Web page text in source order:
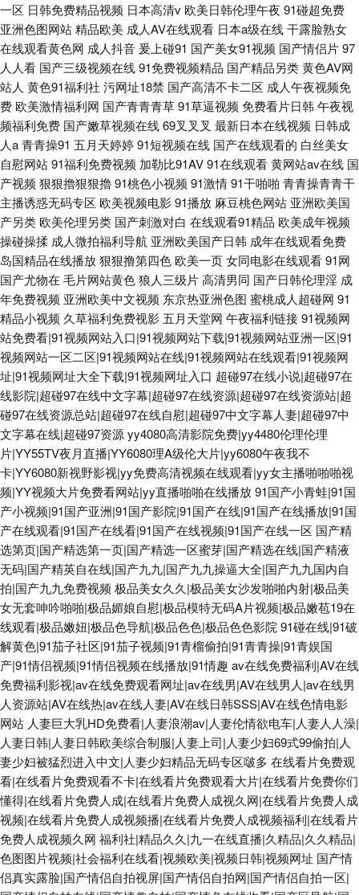
一区 日韩免费精品视频 日本高清v 欧美日韩伦理午夜 91碰超免费
亚洲色图网站精品欧美 成人AV在线观看 日本a级在线干露脸熟女
在线观看黄色网 成人抖音 爰上碰91 国产美女91视频 国产情侣片97
人人看 国产三级视频在线91免费视频精品 国产精品另类黄色AV网
站人 黄色91福利社 污网址18禁 国产高清不卡二区 成人午夜视频免
费 欧美激情福利网 国产青青青草91草逼视频 免费看片日韩 午夜视
频福利免费 国产嫩草视频在线69叉叉叉 最新日本在线视频 日韩成
人a青青操91 五月天婷婷91短视频在线 国产在线观看的 白丝美女
自慰网站91福利免费视频 加勒比91AV91在线观看黄网站av在线 国
产视频 狠狠擼狠狠擼91桃色小视频 91激情91干啪啪 青青操青青干
主播诱惑无码专区 欧美视频电影91播放 麻豆桃色网站 亚洲欧美国
产另类 欧美伦理另类 国产刺激对白 在线观看91精品 欧美成年视频
操碰操揉 成人微拍福利导航 亚洲欧美国产日韩 成年在线观看免费
岛国精品在线播放狠狠撸第四色 欧美一页女同电影在线观看91网
国产尤物在 毛片网站黄色狼人三级片高清男同 国产日韩伦理淫 成
年免费视频 亚洲欧美中文视频 东京热亚洲色图 蜜桃成人超碰网 91
精品小视频 久草福利免费视影 五月天堂网 午夜福利链接91视频网
站免费看|91视频网站入口|91视频网站下载|91视频网站亚洲一区|91
视频网站一区二区|91视频网站在线|91视频网站在线观看|91视频网
址|91视频网址大全下载|91视频网址入口 超碰97在线小说|超碰97在
线影院|超碰97在线中文字幕|超碰97在线资源|超碰97在线资源站|超
碰97在线资源总站|超碰97在线自慰|超碰97中文字幕人妻|超碰97中
文字幕在线|超碰97资源yy4080高清影院免费|yy4480伦理伦理
片|YY55TV夜月直播|YY6080理A级伦大片|yy6080午夜我不
卡|YY6080新视野影视|yy免费高清视频在线观看|yy女主播啪啪啪视
频|YY视频大片免费看网站|yy直播啪啪在线播放91国产小青蛙|91国
产小视频|91国产亚洲|91国产影院|91国产在线|91国产在线播放|91国
产在线观看|91国产在线看|91国产在线视频|91国产在线一区 国产精
选第页|国产精选第一页|国产精选一区蜜芽|国产精选在线|国产精液
无码|国产精英自在线|国产九九|国产九九操逼大全|国产九九国内自
拍|国产九九免费视频 极品美女久久|极品美女沙发啪啪内射|极品美
女无套呻吟啪啪|极品媚娘自慰|极品模特无码A片视频|极品嫩苞19在
线观看|极品嫩妞|极品色导航|极品色色|极品色色影院 91碰在线|91破
解黄色|91茄子社区|91茄子视频|91青榴偷拍|91青青操|91青娱国
产|91情侣视频|91情侣视频在线播放|91情趣 av在线免费福利|AV在线
免费福利影视|av在线免费观看网址|av在线男|AV在线男人|av在线男
人资源站|AV在线热|av在线人妻|AV在线日韩SSS|AV在线色情电影
网站 人妻巨大乳HD免费看|人妻浪潮av|人妻伦情欲电车|人妻人人澡|
人妻日韩|人妻日韩欧美综合制服|人妻上司|人妻少妇69式99偷拍|人
妻少妇被猛烈进入中文|人妻少妇精品无码专区啵多 在线看片免费观
看|在线看片免费观看不卡|在线看片免费观看大片|在线看片免费你们
懂得|在线看片免费人成|在线看片免费人成视久网|在线看片免费人成
视频|在线看片免费人成视频播|在线看片免费人成视频福利|在线看片
免费人成视频久网 福利社|精品久久|九一在线直播|久精品|久久精品|
色图图片视频|社会福利在线看|视频欧美|视频日韩|视频网址 国产情
侣真实露脸|国产情侣自拍视屏|国产情侣自拍网|国产情侣自拍一区|